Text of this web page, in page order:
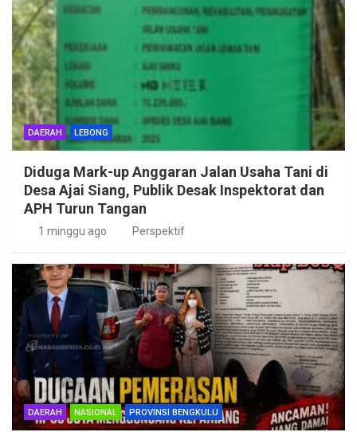
DAERAH LEBONG
Diduga Mark-up Anggaran Jalan Usaha Tani di
Desa Ajai Siang, Publik Desak Inspektorat dan
APH Turun Tangan
1 minggu ago Perspektif
DAERAH NASIONAL PROVINSI BENGKULU